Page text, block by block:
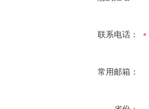
联系电话：
常用邮箱：